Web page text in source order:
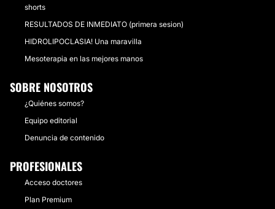
shorts
RESULTADOS DE INMEDIATO (primera sesion)
HIDROLIPOCLASIA! Una maravilla
Mesoterapia en las mejores manos
SOBRE NOSOTROS
¿Quiénes somos?
Equipo editorial
Denuncia de contenido
PROFESIONALES
Acceso doctores
Plan Premium